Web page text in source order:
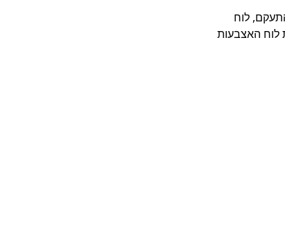
התהודה קצת התרומם, ועצם הגשר הונמך שוב ושוב עד שלא נשאר ממנו הרבה – יצטרכו או להחליף את הכלי, להסיר שריגים, להשחיז את לוח האצבעות